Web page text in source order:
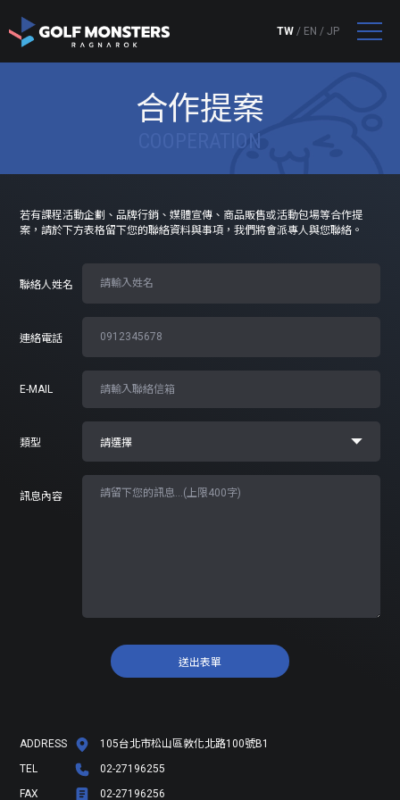
TW / EN / JP
合作提案
COOPERATION
若有課程活動企劃、品牌行銷、媒體宣傳、商品販售或活動包場等合作提
案，請於下方表格留下您的聯絡資料與事項，我們將會派專人與您聯絡。
聯絡人姓名
連絡電話
E-MAIL
類型
訊息內容
送出表單
ADDRESS
105台北市松山區敦化北路100號B1
TEL
02-27196255
FAX
02-27196256